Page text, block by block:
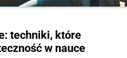
techniki, które
w nauce